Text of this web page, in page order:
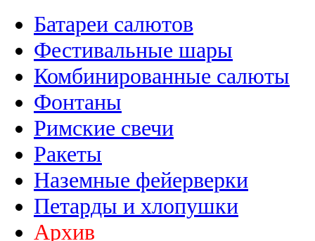
Батареи салютов
Фестивальные шары
Комбинированные салюты
Фонтаны
Римские свечи
Ракеты
Наземные фейерверки
Петарды и хлопушки
Архив